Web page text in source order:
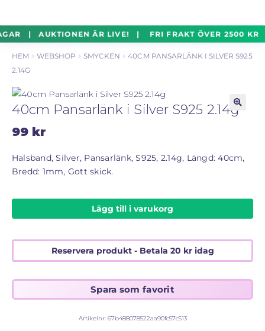
Hoppa
till
navigering
Hoppa
till
innehåll
| AUKTIONEN ÄR LIVE! | FRI FRAKT ÖVER
Silverföremål
Mynt
Parti
Auktioner Online
Mitt Konto
Vill du sälja? – Till Pantbanken
ALLMÄNNA VILLKOR
SÅ FUNGERAR KÖP MED PANTLÅN
HEM WEBSHOP SMYCKEN
40CM PANSARLÄNK I SILVER S925
2.14G
🔍
40cm Pansarlänk i Silver S925 2.14g
99 kr
Halsband, Silver, Pansarlänk, S925, 2.14g, Längd: 40cm,
Bredd: 1mm, Gott skick.
Lägg till i varukorg
Reservera produkt - Betala 20 kridag
Artikelnr: 67b488078522aa90fc57c513